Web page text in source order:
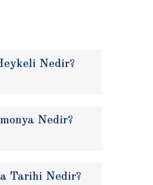
Nedir?
Nedir?
Tarihi Nedir?